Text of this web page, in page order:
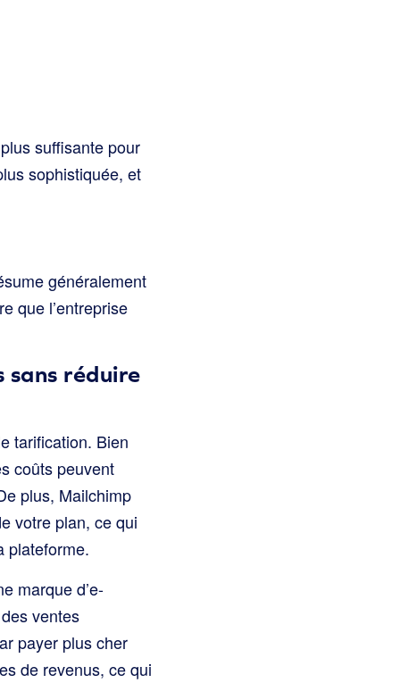
suffisante pour
sophistiquée, et
généralement
que l’entreprise
sans réduire
tarification. Bien
coûts peuvent
plus, Mailchimp
votre plan, ce qui
plateforme.
marque d’e-
ventes
payer plus cher
de revenus, ce qui